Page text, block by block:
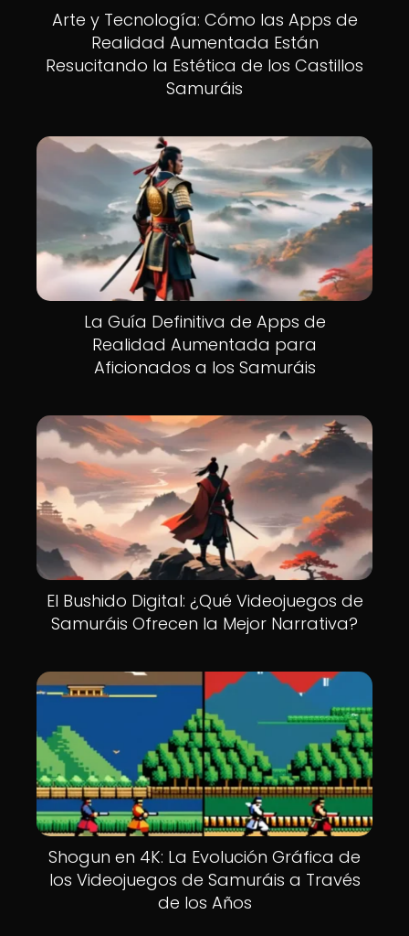
Arte y Tecnología: Cómo las Apps de
Realidad Aumentada Están
Resucitando la Estética de los Castillos
Samuráis
La Guía Definitiva de Apps de
Realidad Aumentada para
Aficionados a los Samuráis
El Bushido Digital: ¿Qué Videojuegos de
Samuráis Ofrecen la Mejor Narrativa?
Shogun en 4K: La Evolución Gráfica de
los Videojuegos de Samuráis a Través
de los Años